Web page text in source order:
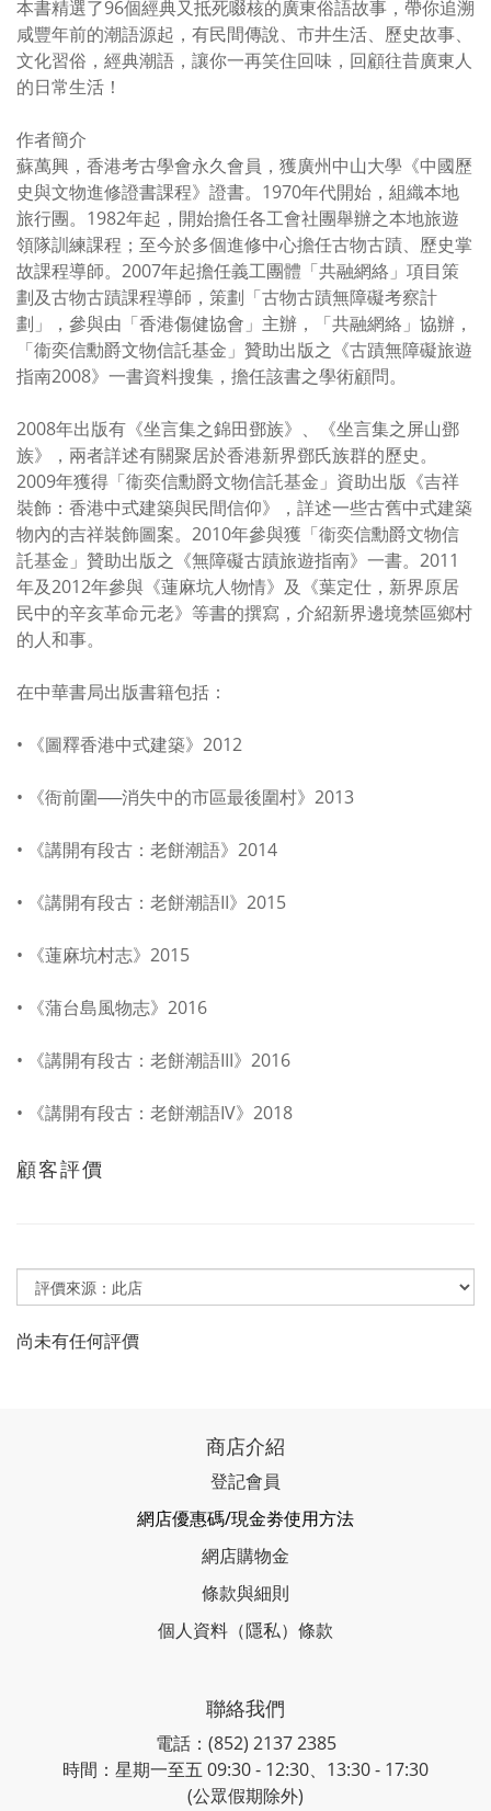
本書精選了96個經典又抵死啜核的廣東俗語故事，帶你追溯
咸豐年前的潮語源起，有民間傳說、市井生活、歷史故事、
文化習俗，經典潮語，讓你一再笑住回味，回顧往昔廣東人
的日常生活！
作者簡介
蘇萬興，香港考古學會永久會員，獲廣州中山大學《中國歷
史與文物進修證書課程》證書。1970年代開始，組織本地
旅行團。1982年起，開始擔任各工會社團舉辦之本地旅遊
領隊訓練課程；至今於多個進修中心擔任古物古蹟、歷史掌
故課程導師。2007年起擔任義工團體「共融網絡」項目策
劃及古物古蹟課程導師，策劃「古物古蹟無障礙考察計
劃」，參與由「香港傷健協會」主辦，「共融網絡」協辦，
「衞奕信勳爵文物信託基金」贊助出版之《古蹟無障礙旅遊
指南2008》一書資料搜集，擔任該書之學術顧問。
2008年出版有《坐言集之錦田鄧族》、《坐言集之屏山鄧
族》，兩者詳述有關聚居於香港新界鄧氏族群的歷史。
2009年獲得「衞奕信勳爵文物信託基金」資助出版《吉祥
裝飾：香港中式建築與民間信仰》，詳述一些古舊中式建築
物內的吉祥裝飾圖案。2010年參與獲「衞奕信勳爵文物信
託基金」贊助出版之《無障礙古蹟旅遊指南》一書。2011
年及2012年參與《蓮麻坑人物情》及《葉定仕，新界原居
民中的辛亥革命元老》等書的撰寫，介紹新界邊境禁區鄉村
的人和事。
在中華書局出版書籍包括：
• 《圖釋香港中式建築》2012
• 《衙前圍──消失中的市區最後圍村》2013
• 《講開有段古：老餅潮語》2014
• 《講開有段古：老餅潮語II》2015
• 《蓮麻坑村志》2015
• 《蒲台島風物志》2016
• 《講開有段古：老餅潮語III》2016
• 《講開有段古：老餅潮語IV》2018
顧客評價
尚未有任何評價
商店介紹
登記會員
網店優惠碼/現金劵使用方法
網店購物金
條款與細則
個人資料（隱私）條款
聯絡我們
電話：(852) 2137 2385
時間：星期一至五 09:30 - 12:30、13:30 - 17:30
(公眾假期除外)